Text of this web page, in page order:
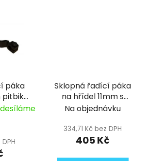
páka
pitbike
Sklopná řadící páka
na hřídel 11mm s
osazením pro modely
Na objednávku
334,71 Kč bez DPH
405 Kč